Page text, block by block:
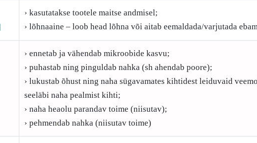
› kasutatakse tootele maitse andmisel;
› lõhnaaine – loob head lõhna või aitab eemaldada/varjutada
› ennetab ja vähendab mikroobide kasvu;
› puhastab ning pinguldab nahka (sh ahendab poore);
› lukustab õhust ning naha sügavamates kihtidest leiduvaid
seeläbi naha pealmist kihti;
› naha heaolu parandav toime (niisutav);
› pehmendab nahka (niisutav toime)